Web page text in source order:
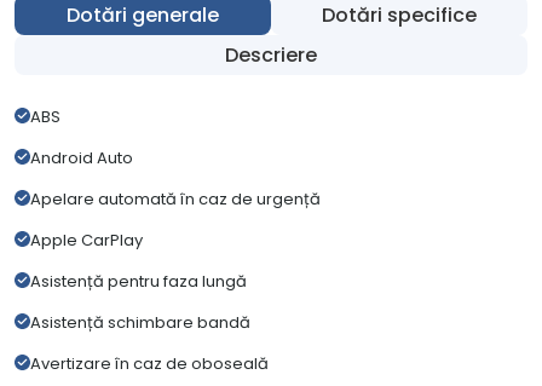
Dotări generale
Dotări specifice
Descriere
ABS
Android Auto
Apelare automată în caz de urgență
Apple CarPlay
Asistență pentru faza lungă
Asistență schimbare bandă
Avertizare în caz de oboseală